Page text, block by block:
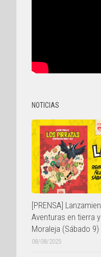
NOTICIAS
[PRENSA]
Aventuras en tierra
Moraleja (Sábado 9)
08/08/2025